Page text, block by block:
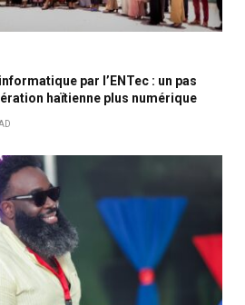
par l’ENTec : un pas
haïtienne plus numérique